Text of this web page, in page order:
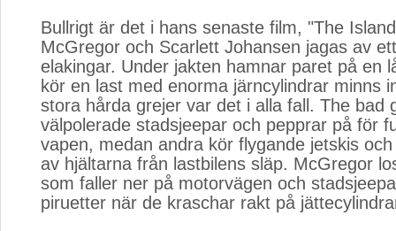
Bullrigt är det i hans senaste film, "The
McGregor och Scarlett Johansen jagas av
elakingar. Under jakten hamnar paret på en
kör en last med enorma järncylindrar minns
stora hårda grejer var det i alla fall. The bad
välpolerade stadsjeepar och pepprar på för
vapen, medan andra kör flygande jetskis
av hjältarna från lastbilens släp. McGregor
som faller ner på motorvägen och
piruetter när de kraschar rakt på